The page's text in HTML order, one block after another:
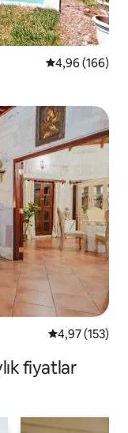
5 üzerinden
4,96 (166)
5 üzerinden
4,97 (153)
fiyatlar